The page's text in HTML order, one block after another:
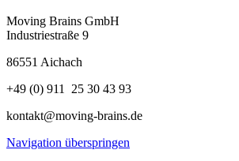
Moving Brains GmbH
Industriestraße 9
86551 Aichach
+49 (0) 911 25 30 43 93
kontakt@moving-brains.de
Navigation überspringen